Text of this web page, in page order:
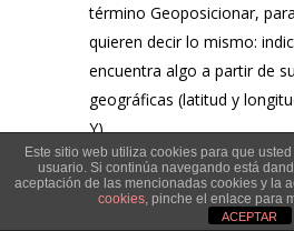
término Geoposicionar,
quieren decir lo mismo:
encuentra algo a partir de
geográficas (latitud y
Y).
Ese algo lo puedes medir
medir en una imagen o lo
plano CAD, pero la
Este sitio web utiliza cookies para que
usuario. Si continúa navegando está
aceptación de las mencionadas cookies y la
cookies, pinche el enlace para
ACEPTAR